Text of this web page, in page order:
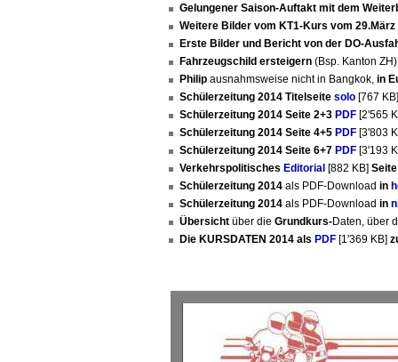
Gelungener Saison-Auftakt mit dem
Weitere Bilder vom KT1-Kurs vom 29.März
Erste Bilder und Bericht von der DO-
Fahrzeugschild ersteigern (Bsp. Kanton
Philip ausnahmsweise nicht in Bangkok, in
Schülerzeitung 2014 Titelseite solo [767
Schülerzeitung 2014 Seite 2+3 PDF [2'565
Schülerzeitung 2014 Seite 4+5 PDF [3'803
Schülerzeitung 2014 Seite 6+7 PDF [3'193
Verkehrspolitisches Editorial [882 KB]
Schülerzeitung 2014 als PDF-Download in
Schülerzeitung 2014 als PDF-Download in
Übersicht über die Grundkurs-Daten, über
Die KURSDATEN 2014 als PDF [1'369 KB]